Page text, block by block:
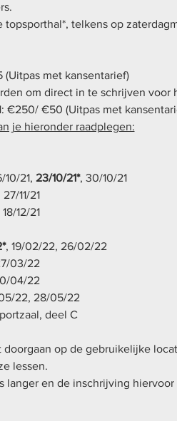
topsporthal*, telkens op
met kansentarief)
om direct in te schrijven voor
€250/ €50 (Uitpas met
je hieronder raadplegen:
10/21, 23/10/21*, 30/10/21
27/11/21
12/21
, 19/02/22, 26/02/22
03/22
04/22
22, 28/05/22
deel C
doorgaan op de gebruikelijke
lessen.
langer en de inschrijving hiervoor